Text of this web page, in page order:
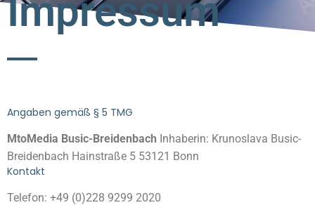
Impressum
Angaben gemäß § 5 TMG
MtoMedia Busic-Breidenbach Inhaberin: Krunoslava Busic-
Breidenbach Hainstraße 5 53121 Bonn
Kontakt
Telefon: +49 (0)228 9299 2020